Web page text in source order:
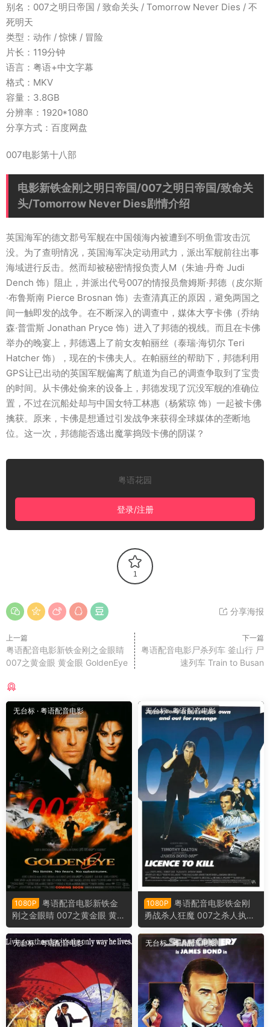
别名：007之明日帝国 / 致命关头 / Tomorrow Never Dies / 不
死明天
类型：动作 / 惊悚 / 冒险
片长：119分钟
语言：粤语+中文字幕
格式：MKV
容量：3.8GB
分辨率：1920*1080
分享方式：百度网盘
007电影第十八部
电影新铁金刚之明日帝国/007之明日帝国/致命关
头/Tomorrow Never Dies剧情介绍
英国海军的德文郡号军舰在中国领海内被遭到不明鱼雷攻击沉
没。为了查明情况，英国海军决定动用武力，派出军舰前往出事
海域进行反击。然而却被秘密情报负责人M（朱迪·丹奇 Judi
Dench 饰）阻止，并派出代号007的情报员詹姆斯·邦德（皮尔斯
·布鲁斯南 Pierce Brosnan 饰）去查清真正的原因，避免两国之
间一触即发的战争。在不断深入的调查中，媒体大亨卡佛（乔纳
森·普雷斯 Jonathan Pryce 饰）进入了邦德的视线。而且在卡佛
举办的晚宴上，邦德遇上了前女友帕丽丝（泰瑞·海切尔 Teri
Hatcher 饰），现在的卡佛夫人。在帕丽丝的帮助下，邦德利用
GPS让已出动的英国军舰偏离了航道为自己的调查争取到了宝贵
的时间。从卡佛处偷来的设备上，邦德发现了沉没军舰的准确位
置，不过在沉船处却与中国女特工林惠（杨紫琼 饰）一起被卡佛
擒获。原来，卡佛是想通过引发战争来获得全球媒体的垄断地
位。这一次，邦德能否逃出魔掌捣毁卡佛的阴谋？
粤语花园
登录/注册
1
分享海报
上一篇
粤语配音电影新铁金刚之金眼睛
007之黄金眼 黄金眼 GoldenEye
下一篇
粤语配音电影尸杀列车 釜山行 尸
速列车 Train to Busan
无台标 · 粤语配音电影
1080P
粤语配音电影新铁金
刚之金眼睛 007之黄金眼 黄金
眼 GoldenEye
无台标·粤语配音电影
1080P
粤语配音电影铁金刚
勇战杀人狂魔 007之杀人执照
致命执照 Licence to Kill
无台标·粤语配音电影 无台标·粤语配音电影